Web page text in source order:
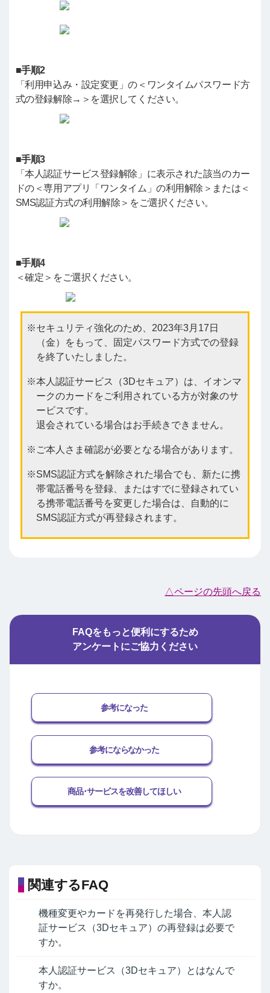
■手順2
「利用申込み・設定変更」の＜ワンタイムパスワード方
式の登録解除→＞を選択してください。
■手順3
「本人認証サービス登録解除」に表示された該当のカー
ドの＜専用アプリ「ワンタイム」の利用解除＞または＜
SMS認証方式の利用解除＞をご選択ください。
■手順4
＜確定＞をご選択ください。
セキュリティ強化のため、2023年3月17日
（金）をもって、固定パスワード方式での登録
を終了いたしました。
本人認証サービス（3Dセキュア）は、イオンマ
ークのカードをご利用されている方が対象のサ
ービスです。
退会されている場合はお手続きできません。
ご本人さま確認が必要となる場合があります。
SMS認証方式を解除された場合でも、新たに携
帯電話番号を登録、またはすでに登録されてい
る携帯電話番号を変更した場合は、自動的に
SMS認証方式が再登録されます。
△ページの先頭へ戻る
FAQをもっと便利にするため
アンケートにご協力ください
参考になった
参考にならなかった
商品･サービスを改善してほしい
関連するFAQ
機種変更やカードを再発行した場合、本人認
証サービス（3Dセキュア）の再登録は必要で
すか。
本人認証サービス（3Dセキュア）とはなんで
すか。